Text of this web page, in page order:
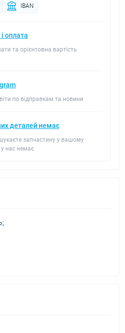
IBAN
оплата
та орієнтовна вартість
по відправкам та новини
деталей немає
запчастину у вашому
у нас немає